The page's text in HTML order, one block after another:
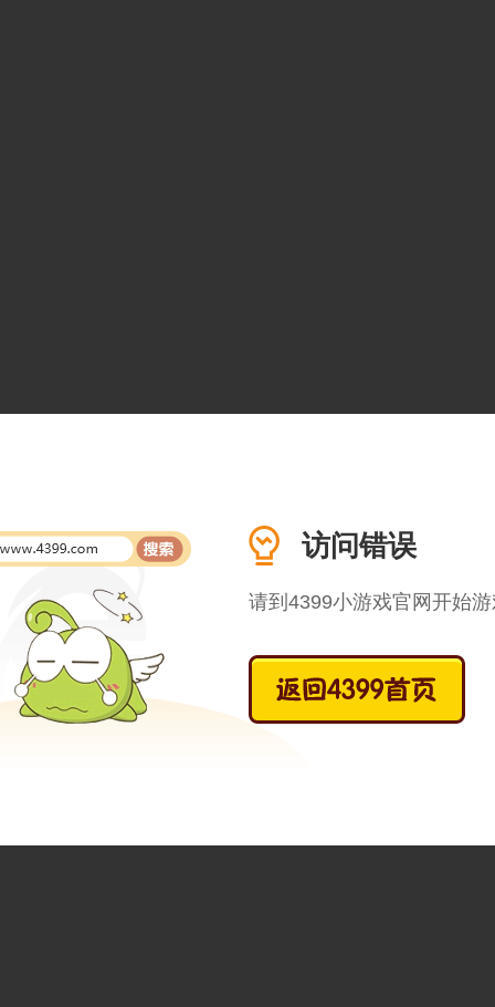
访问错误
请到4399小游戏官网开始